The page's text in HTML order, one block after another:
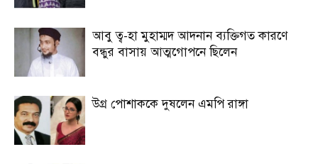
আবু ত্ব-হা মুহাম্মদ আদনান ব্যক্তিগত কারণে
বন্ধুর বাসায় আত্মগোপনে ছিলেন
উগ্র পোশাককে দুষলেন এমপি রাঙ্গা